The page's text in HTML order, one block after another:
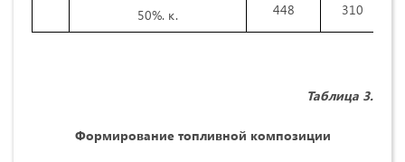
50%. к. 448 310
Таблица 3.
Формирование топливной композиции